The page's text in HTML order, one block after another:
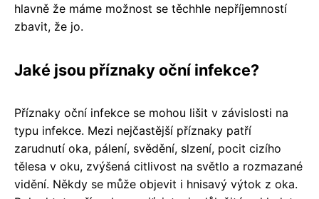
hlavně že máme možnost se těchhle nepříjemností
zbavit, že jo.
Jaké jsou příznaky oční infekce?
Příznaky oční infekce se mohou lišit v závislosti na
typu infekce. Mezi nejčastější příznaky patří
zarudnutí oka, pálení, svědění, slzení, pocit cizího
tělesa v oku, zvýšená citlivost na světlo a rozmazané
vidění. Někdy se může objevit i hnisavý výtok z oka.